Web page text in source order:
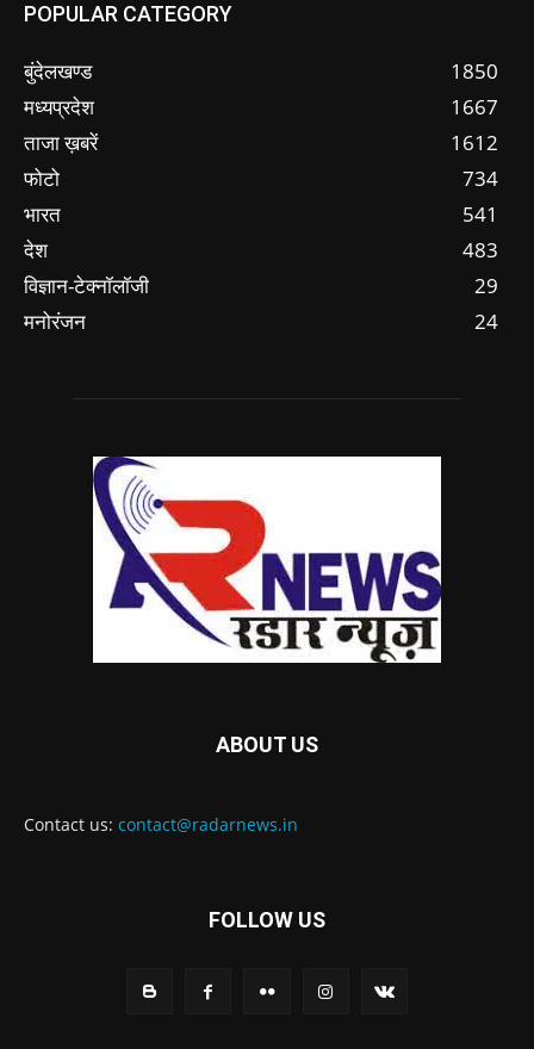
POPULAR CATEGORY
बुंदेलखण्ड
1850
मध्यप्रदेश
1667
ताजा ख़बरें
1612
फोटो
734
भारत
541
देश
483
विज्ञान-टेक्नॉलॉजी
29
मनोरंजन
24
ABOUT US
Contact us: contact@radarnews.in
FOLLOW US